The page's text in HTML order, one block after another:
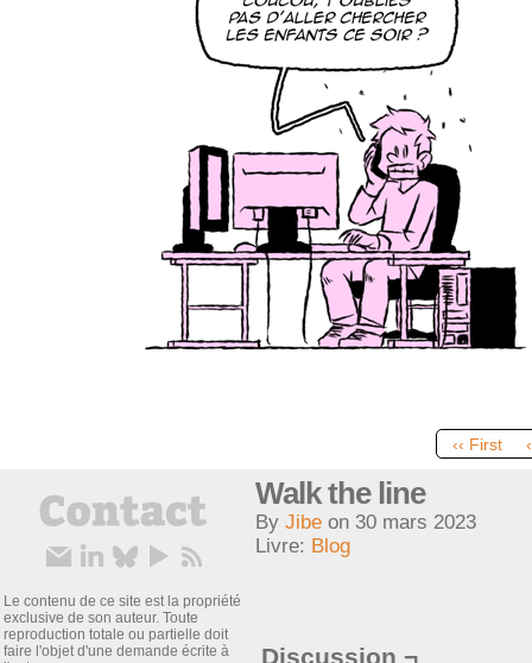
‹‹ First
Le contenu de ce site est la propriété
exclusive de son auteur. Toute
reproduction totale ou partielle doit
faire l'objet d'une demande écrite à
Walk the line
By Jibe on 30 mars 2023
Livre: Blog
Discussion ¬